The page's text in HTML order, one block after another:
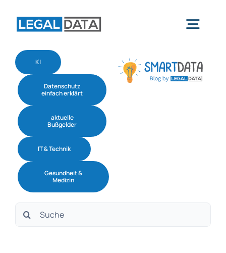
Home
Services
Software
KI
Datenschutz
einfach erklärt
aktuelle
Bußgelder
IT & Technik
Gesundheit &
Medizin
Suche